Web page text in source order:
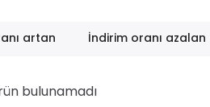
artan İndirim oranı azalan
bulunamadı